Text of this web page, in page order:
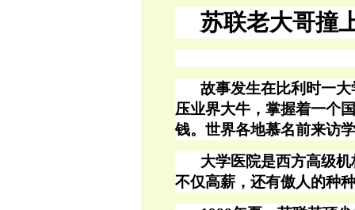
苏联老大哥撞
故事发生在比利时一
压业界大牛，掌握着一个
钱。世界各地慕名前来访
大学医院是西方高级机
不仅高薪，还有傲人的种种